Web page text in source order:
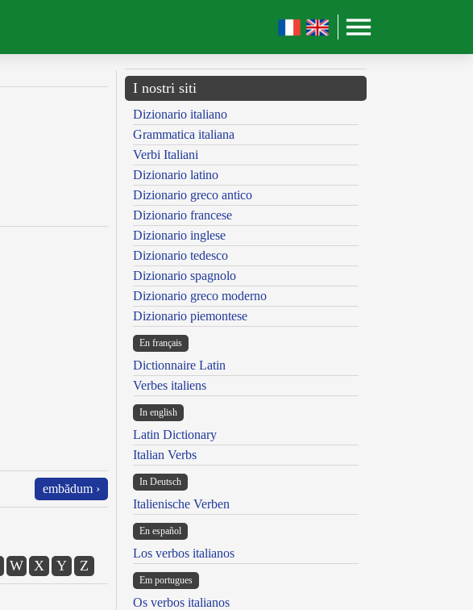
embădum ›
W X Y Z
I nostri siti
Dizionario italiano
Grammatica italiana
Verbi Italiani
Dizionario latino
Dizionario greco antico
Dizionario francese
Dizionario inglese
Dizionario tedesco
Dizionario spagnolo
Dizionario greco moderno
Dizionario piemontese
En français
Dictionnaire Latin
Verbes italiens
In english
Latin Dictionary
Italian Verbs
In Deutsch
Italienische Verben
En español
Los verbos italianos
Em portugues
Os verbos italianos